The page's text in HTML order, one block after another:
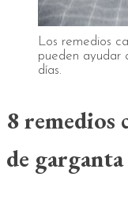
Los remedios
pueden ayudar
días.
8 remedios
de garganta